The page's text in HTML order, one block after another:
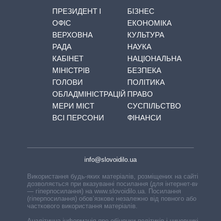
ПРЕЗИДЕНТ І
ОФІС
ВЕРХОВНА
РАДА
КАБІНЕТ
МІНІСТРІВ
ГОЛОВИ
ОБЛАДМІНІСТРАЦІЙ
МЕРИ МІСТ
ВСІ ПЕРСОНИ
БІЗНЕС
ЕКОНОМІКА
КУЛЬТУРА
НАУКА
НАЦІОНАЛЬНА
БЕЗПЕКА
ПОЛІТИКА
ПРАВО
СУСПІЛЬСТВО
ФІНАНСИ
info@slovoidilo.ua
Використання будь-яких матеріалів, розміщених на сайті,
дозволяється при вказуванні посилання (для інтернет-видань
— гіперпосилання) на www.slovoidilo.ua. Посилання
(гіперпосилання) обов’язкове незалежно від повного або
часткового використання матеріалів.